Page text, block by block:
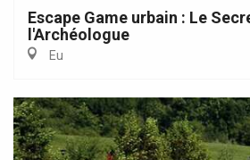
Escape Game urbain : Le
l'Archéologue
Eu